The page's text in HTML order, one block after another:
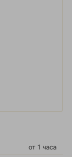
от 1 часа